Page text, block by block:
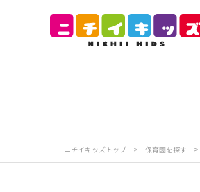
写真販売サービス
ニチイキッズトップ > 保育園を探す >